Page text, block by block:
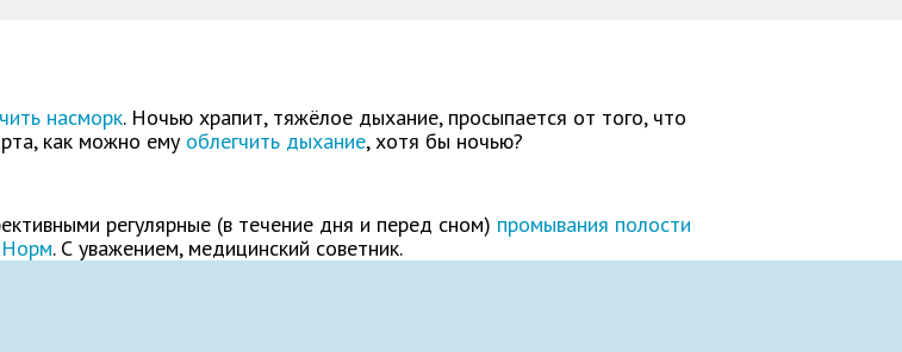
почта
насморк. Ночью храпит, тяжёлое дыхание, просыпается от того, что
как можно ему облегчить дыхание, хотя бы ночью?
регулярные (в течение дня и перед сном) промывания полости
Норм. С уважением, медицинский советник.